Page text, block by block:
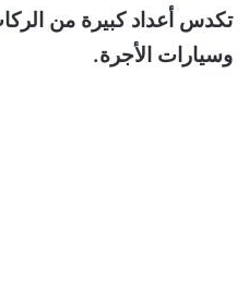
تكدس أعداد كبيرة من
وسيارات الأجرة.